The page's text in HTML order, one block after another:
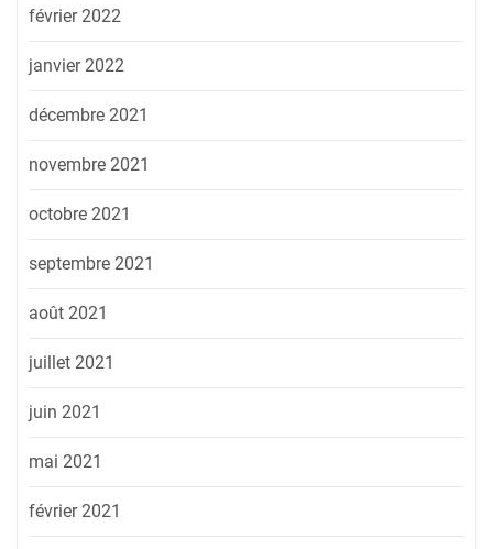
février 2022
janvier 2022
décembre 2021
novembre 2021
octobre 2021
septembre 2021
août 2021
juillet 2021
juin 2021
mai 2021
février 2021